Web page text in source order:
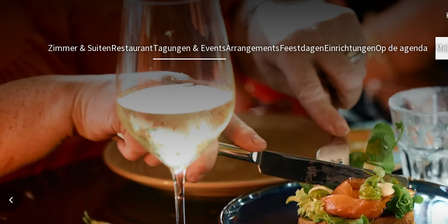
Zimmer & SuitenRestaurantTagungen & EventsArrangementsFeestdagenEinrichtungenOp de agenda